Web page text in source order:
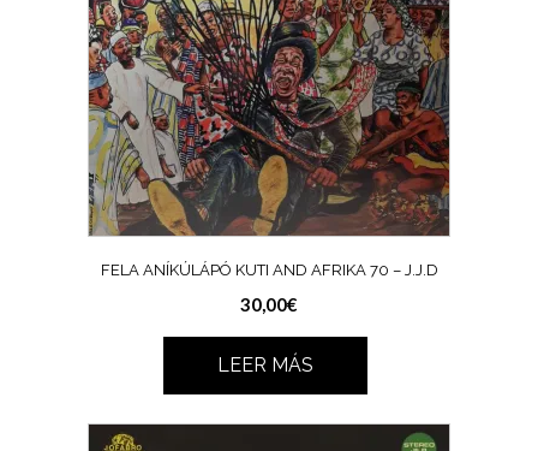
FELA ANÍKÚLÁPÓ KUTI AND AFRIKA 70 ‎– J.J.D
30,00€
LEER MÁS